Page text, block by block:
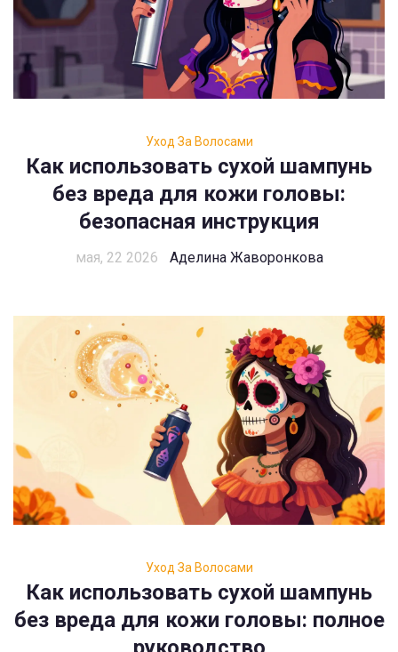
Уход За Волосами
Как использовать сухой шампунь
без вреда для кожи головы:
безопасная инструкция
мая, 22 2026 Аделина Жаворонкова
Уход За Волосами
Как использовать сухой шампунь
без вреда для кожи головы: полное